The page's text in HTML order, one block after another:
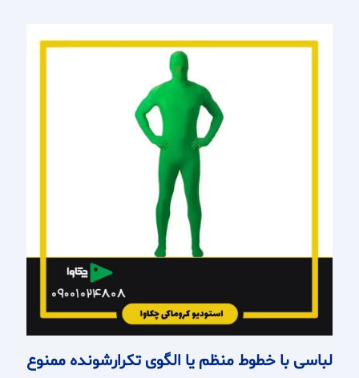
لباسی با خطوط منظم یا الگوی تکرارشونده ممنوع